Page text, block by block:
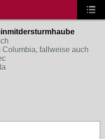
Columbia, fallweise auch